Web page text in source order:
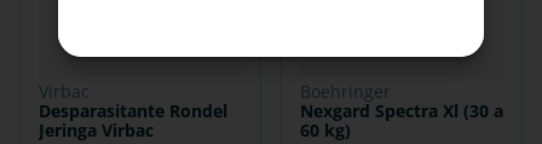
virbac
Desparasitante Rondel
Jeringa Virbac
boehringer
Nexgard Spectra Xl (30 a
60 kg)